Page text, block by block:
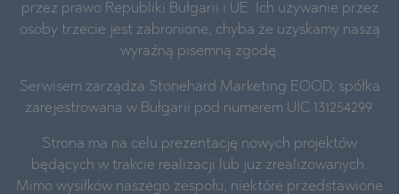
przez prawo Republiki Bułgarii i UE. Ich używanie przez
osoby trzecie jest zabronione, chyba że uzyskamy naszą
wyraźną pisemną zgodę.
Serwisem zarządza Stonehard Marketing EOOD, spółka
zarejestrowana w Bułgarii pod numerem UIC 131254299.
Strona ma na celu prezentację nowych projektów
będących w trakcie realizacji lub już zrealizowanych.
Mimo wysiłków naszego zespołu, niektóre przedstawione